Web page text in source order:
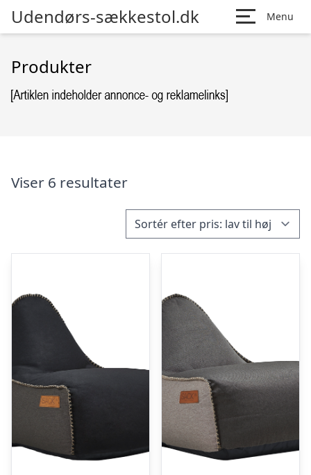
Udendørs-sækkestol.dk Menu
Produkter
Viser 6 resultater